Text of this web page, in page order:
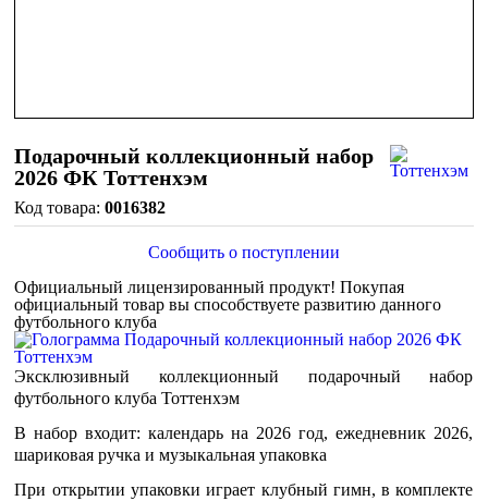
Подарочный коллекционный набор
2026 ФК Тоттенхэм
0016382
Сообщить о поступлении
Официальный лицензированный продукт!Покупая
официальный товар вы способствуете развитию данного
футбольного клуба
Эксклюзивный коллекционный подарочный набор
футбольного клуба Тоттенхэм
В набор входит: календарь на 2026 год, ежедневник 2026,
шариковая ручка и музыкальная упаковка
При открытии упаковки играет клубный гимн, в комплекте